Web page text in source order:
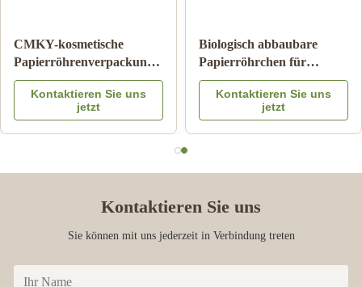
Zylinder-Wellpappe-Rohr
Pantone, das
kindersicheren Matte
Lamination druckt
Kontaktieren Sie uns
jetzt
Papppapier-Rohr-
Verpacken der
Lebensmittel mit Farbe
Logo Embossed des
Metalldeckel-CMYK
Kontaktieren Sie uns
jetzt
Kontaktieren Sie uns
Sie können mit uns jederzeit in Verbindung treten